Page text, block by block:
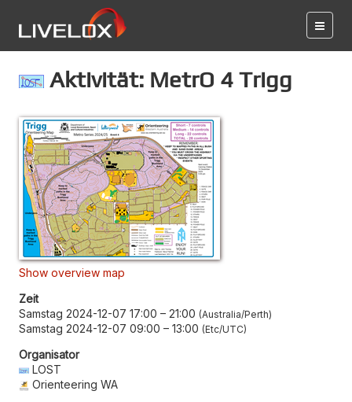
Aktivität: MetrO 4 Trigg
Show overview map
Zeit
Samstag 2024-12-07 17:00 – 21:00 Australia/Perth
Samstag 2024-12-07 09:00 – 13:00 Etc/UTC
Organisator
LOST
Orienteering WA